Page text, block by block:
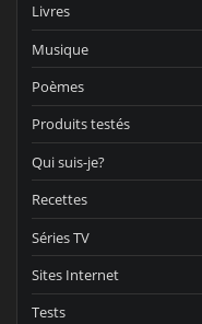
Livres
Musique
Poèmes
Produits testés
Qui suis-je?
Recettes
Séries TV
Sites Internet
Tests